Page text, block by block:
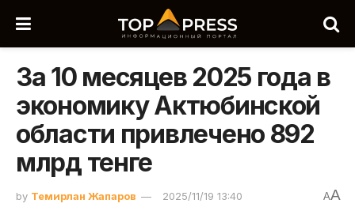
За 10 месяцев 2025 года в
экономику Актюбинской
области привлечено 892
млрд тенге
by Темирлан Жапаров 2025/11/19 13:40 AA